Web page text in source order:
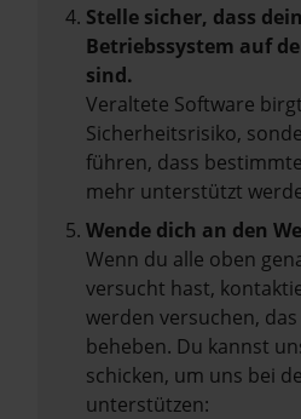
Stelle sicher, dass
Betriebssystem auf
sind.
Veraltete Software
Sicherheitsrisiko,
führen, dass
mehr unterstützt
Wende dich an den
Wenn du alle oben
versucht hast,
werden versuchen,
beheben. Du kannst
schicken, um uns bei
unterstützen: